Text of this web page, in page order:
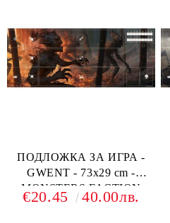
ПОДЛОЖКА ЗА ИГРА -
GWENT - 73х29 cm -
MONSTERS FACTION
PLAYMAT (ЗА 1 ИГРАЧ)
€20.45 40.00лв.